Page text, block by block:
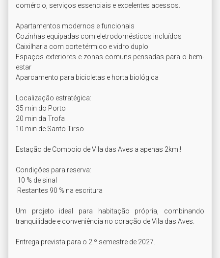
comércio, serviços essenciais e excelentes acessos.
Apartamentos modernos e funcionais
Cozinhas equipadas com eletrodomésticos incluídos
Caixilharia com corte térmico e vidro duplo
Espaços exteriores e zonas comuns pensadas para o bem-
estar
Aparcamento para bicicletas e horta biológica
Localização estratégica:
35 min do Porto
20 min da Trofa
10 min de Santo Tirso
Estação de Comboio de Vila das Aves a apenas 2km!!
Condições para reserva:
Um projeto ideal para habitação própria, combinando
tranquilidade e conveniência no coração de Vila das Aves.
Entrega prevista para o 2.º semestre de 2027.